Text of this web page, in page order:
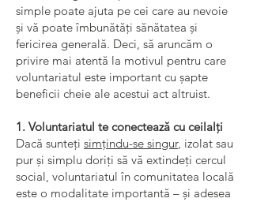
simple poate ajuta pe cei care au nevoie
și vă poate îmbunătăți sănătatea și
fericirea generală. Deci, să aruncăm o
privire mai atentă la motivul pentru care
voluntariatul este important cu șapte
beneficii cheie ale acestui act altruist.
1. Voluntariatul te conectează cu ceilalți
Dacă sunteți simțindu-se singur, izolat sau
pur și simplu doriți să vă extindeți cercul
social, voluntariatul în comunitatea locală
este o modalitate importantă – și adesea